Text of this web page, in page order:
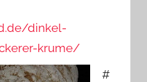
dinkel-
krume/
#